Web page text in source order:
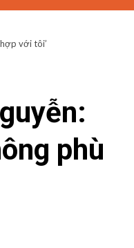
với tôi’
phù